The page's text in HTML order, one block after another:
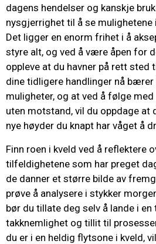
dagens hendelser og kanskje
nysgjerrighet til å se
Det ligger en enorm frihet i å
styre alt, og ved å være åpen for
oppleve at du havner på rett sted
dine tidligere handlinger nå
muligheter, og at ved å følge
uten motstand, vil du oppdage
nye høyder du knapt har våget å
Finn roen i kveld ved å reflektere
tilfeldighetene som har preget
de danner et større bilde av
prøve å analysere i stykker
bør du tillate deg selv å lande i en
takknemlighet og tillit til
du er i en heldig flytsone i kveld,